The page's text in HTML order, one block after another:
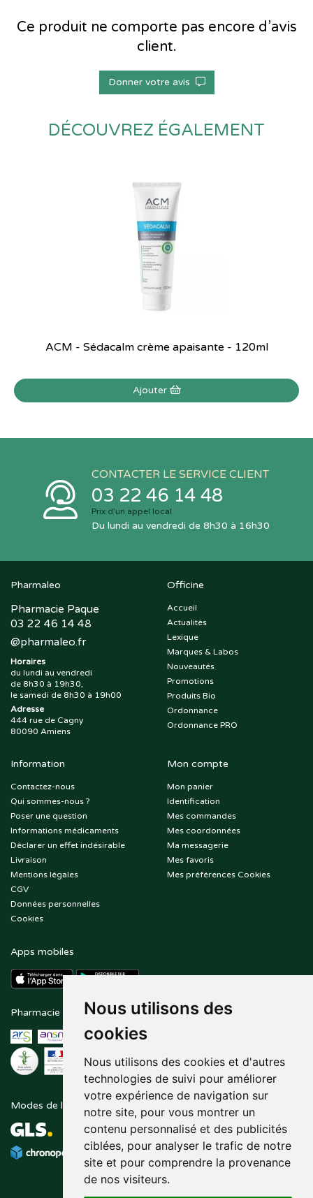
Nous utilisons des
cookies
Nous utilisons des cookies et d'autres
technologies de suivi pour améliorer
votre expérience de navigation sur
notre site, pour vous montrer un
contenu personnalisé et des publicités
ciblées, pour analyser le trafic de notre
site et pour comprendre la provenance
de nos visiteurs.
Ce produit ne comporte pas encore d’avis
client.
Donner votre avis
DÉCOUVREZ ÉGALEMENT
ACM - Sédacalm crème apaisante - 120ml
Ajouter
CONTACTER LE SERVICE CLIENT
03 22 46 14 48
Prix d’un appel local
Du lundi au vendredi de 8h30 à 16h30
Pharmaleo
Pharmacie Paque
03 22 46 14 48
@pharmaleo.fr
Horaires
du lundi au vendredi
de 8h30 à 19h30,
le samedi de 8h30 à 19h00
Adresse
444 rue de Cagny
80090 Amiens
Officine
Accueil
Actualités
Lexique
Marques & Labos
Nouveautés
Promotions
Produits Bio
Ordonnance
Ordonnance PRO
Information
Contactez-nous
Qui sommes-nous ?
Poser une question
Informations médicaments
Déclarer un effet indésirable
Livraison
Mentions légales
CGV
Données personnelles
Cookies
Mon compte
Mon panier
Identification
Mes commandes
Mes coordonnées
Ma messagerie
Mes favoris
Mes préférences Cookies
Apps mobiles
Pharmacie en ligne agréée Paiement sécurisé
Modes de livraison Suivez-nous sur